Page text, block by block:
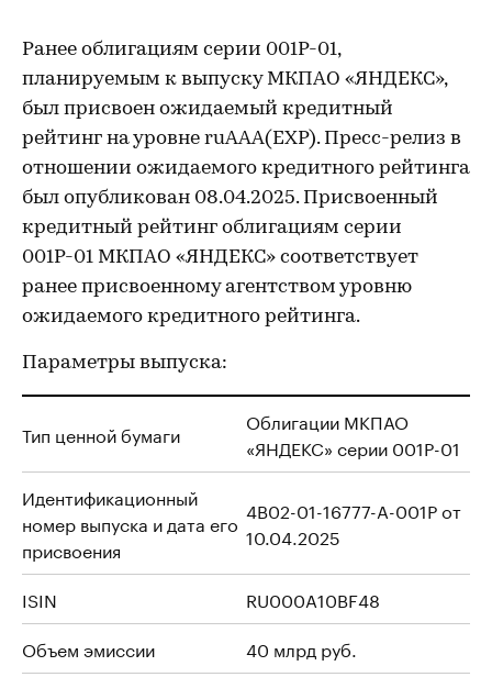
Ранее облигациям серии 001Р-01,
планируемым к выпуску МКПАО «ЯНДЕКС»,
был присвоен ожидаемый кредитный
рейтинг на уровне ruAAA(EXP). Пресс-релиз в
отношении ожидаемого кредитного рейтинга
был опубликован 08.04.2025. Присвоенный
кредитный рейтинг облигациям серии
001Р-01 МКПАО «ЯНДЕКС» соответствует
ранее присвоенному агентством уровню
ожидаемого кредитного рейтинга.
Параметры выпуска:
Тип ценной бумаги
Облигации МКПАО
«ЯНДЕКС» серии 001Р-01
Идентификационный
номер выпуска и дата его
присвоения
4B02-01-16777-A-001P от
10.04.2025
ISIN
RU000A10BF48
Объем эмиссии
40 млрд руб.